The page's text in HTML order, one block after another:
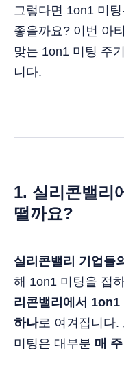
그렇다면 1on1 미
좋을까요? 이번 아
맞는 1on1 미팅 주
니다.
1. 실리콘밸리
떨까요?
실리콘밸리 기업들
해 1on1 미팅을 접
리콘밸리에서
하나로 여겨집니다.
미팅은 대부분 매